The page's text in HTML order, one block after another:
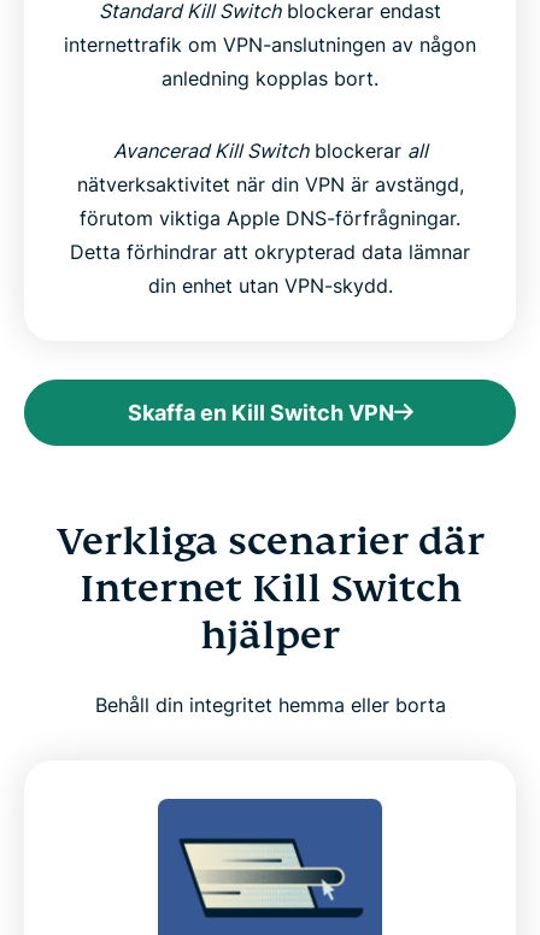
Standard Kill Switchblockerar endast
internettrafik om VPN-anslutningen av någon
anledning kopplas bort.
Avancerad Kill Switchblockerar all
nätverksaktivitet när din VPN är avstängd,
förutom viktiga Apple DNS-förfrågningar.
Detta förhindrar att okrypterad data lämnar
din enhet utan VPN-skydd.
Skaffa en Kill Switch VPN
Verkliga scenarier där
Internet Kill Switch
hjälper
Behåll din integritet hemma eller borta